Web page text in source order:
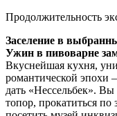
Продолжительность
Заселение в
Ужин в пивоварне
Вкуснейшая кухня,
романтической эпохи
дать «Нессельбек». Вы
топор, прокатиться